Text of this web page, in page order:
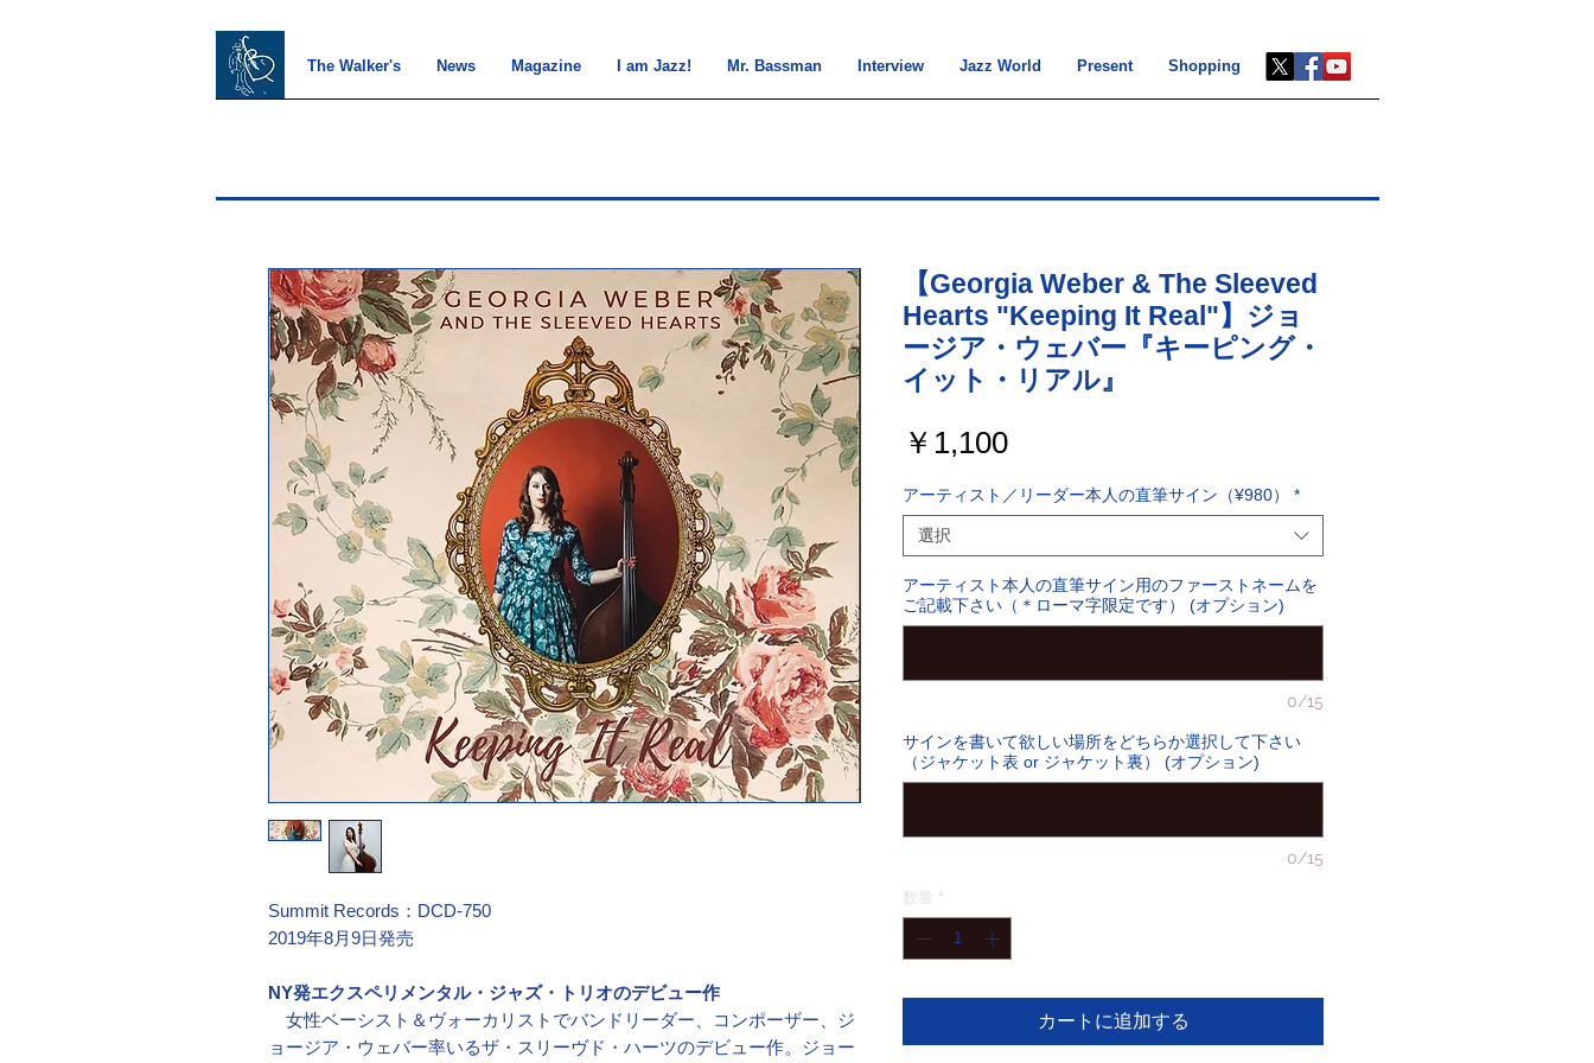
The Walker's News Magazine I am Jazz! Mr. Bassman Interview Jazz World Present Shopping
Summit Records：DCD-750
2019年8月9日発売
NY発エクスペリメンタル・ジャズ・トリオのデビュー作
女性ベーシスト＆ヴォーカリストでバンドリーダー、コンポーザー、ジ
ョージア・ウェバー率いるザ・スリーヴド・ハーツのデビュー作。ジョー
【Georgia Weber & The Sleeved
Hearts "Keeping It Real"】ジョ
ージア・ウェバー『キーピング・
イット・リアル』
￥1,100価
格
アーティスト／リーダー本人の直筆サイン（¥980） *
選択
アーティスト本人の直筆サイン用のファーストネームを
ご記載下さい（＊ローマ字限定です） (オプション)
0/15
サインを書いて欲しい場所をどちらか選択して下さい
（ジャケット表 or ジャケット裏） (オプション)
0/15
数量 *
カートに追加する